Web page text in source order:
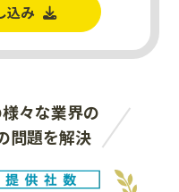
込み
々な業界の
問題を解決